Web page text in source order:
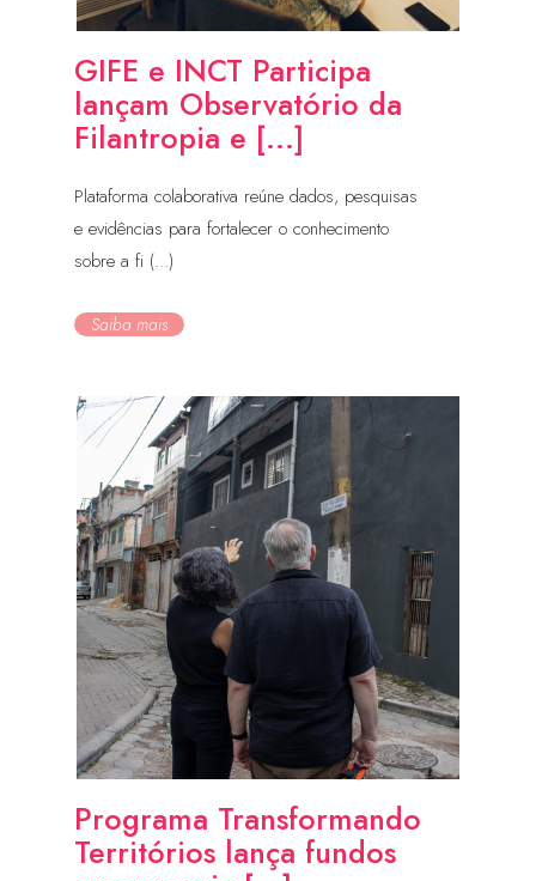
GIFE e INCT Participa
lançam Observatório da
Filantropia e [...]
Plataforma colaborativa reúne dados, pesquisas
e evidências para fortalecer o conhecimento
sobre a fi (...)
Saiba mais
Programa Transformando
Territórios lança fundos